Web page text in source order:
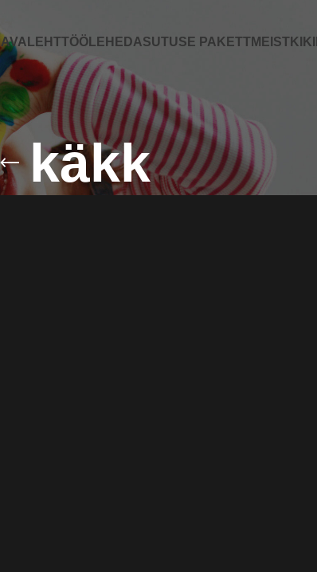
AVALEHTTÖÖLEHEDASUTUSE PAKETTMEISTKIKI
käkk